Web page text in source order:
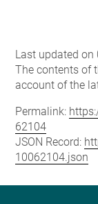
Last updated on
The contents of
account of the
Permalink:
62104
JSON Record:
10062104.json